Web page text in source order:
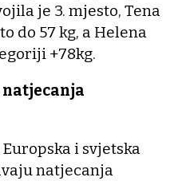
je 3. mjesto, Tena
do 57 kg, a Helena
+78kg.
natjecanja
i svjetska
natjecanja